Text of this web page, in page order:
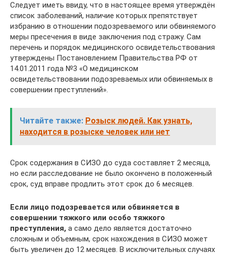
Следует иметь ввиду, что в настоящее время утверждён
список заболеваний, наличие которых препятствует
избранию в отношении подозреваемого или обвиняемого
меры пресечения в виде заключения под стражу. Сам
перечень и порядок медицинского освидетельствования
утверждены Постановлением Правительства РФ от
14.01.2011 года №3 «О медицинском
освидетельствовании подозреваемых или обвиняемых в
совершении преступлений».
Читайте также: Розыск людей. Как узнать,
находится в розыске человек или нет
Срок содержания в СИЗО до суда составляет 2 месяца,
но если расследование не было окончено в положенный
срок, суд вправе продлить этот срок до 6 месяцев.
Если лицо подозревается или обвиняется в
совершении тяжкого или особо тяжкого
преступления, а само дело является достаточно
сложным и объемным, срок нахождения в СИЗО может
быть увеличен до 12 месяцев. В исключительных случаях